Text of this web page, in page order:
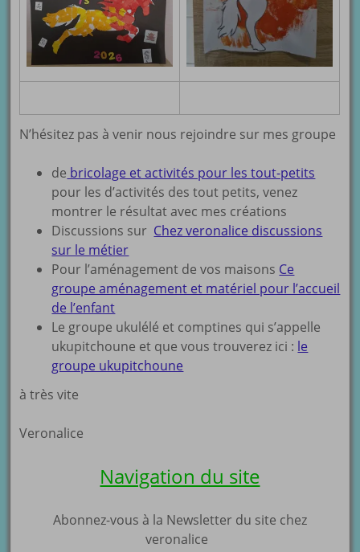
N’hésitez pas à venir nous rejoindre sur mes groupe
de bricolage et activités pour les tout-petits
pour les d’activités des tout petits, venez
montrer le résultat avec mes créations
Discussions sur Chez veronalice discussions
sur le métier
Pour l’aménagement de vos maisons Ce
groupe aménagement et matériel pour l’accueil
de l’enfant
Le groupe ukulélé et comptines qui s’appelle
ukupitchoune et que vous trouverez ici : le
groupe ukupitchoune
à très vite
Veronalice
Navigation du site
Abonnez-vous à la Newsletter du site chez
veronalice